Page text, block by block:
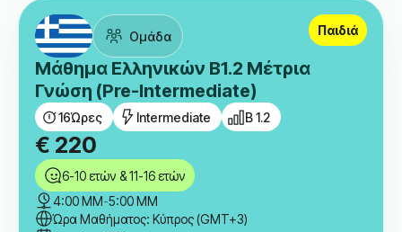
Ομάδα
Μάθημα Ελληνικών B1.2 Μέτρια
Γνώση (Pre-Intermediate)
16Ώρες Intermediate B 1.2
Παιδιά
€ 220
6-10 ετών & 11-16 ετών
4:00 ΜΜ-5:00 ΜΜ
Ώρα Μαθήματος: Κύπρος (GMT+3)